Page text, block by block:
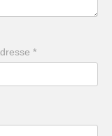
*